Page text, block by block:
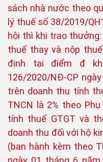
sách nhà nước theo
lý thuế số 38/2019/
hội thì khi trao
thuế thay và nộp
định tại điểm đ
126/2020/NĐ-CP
trên doanh thu tính
TNCN là 2% theo
tính thuế GTGT và
doanh thu đối với hộ
(ban hành kèm theo